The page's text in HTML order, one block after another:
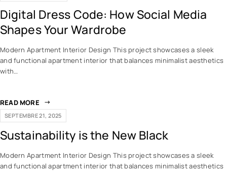
Digital Dress Code: How Social Media
Shapes Your Wardrobe
Modern Apartment Interior Design This project showcases a sleek
and functional apartment interior that balances minimalist aesthetics
with…
READ MORE
SEPTEMBRE 21, 2025
Sustainability is the New Black
Modern Apartment Interior Design This project showcases a sleek
and functional apartment interior that balances minimalist aesthetics